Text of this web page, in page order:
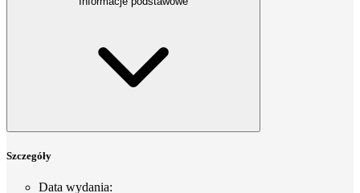
Szczegóły
Data wydania: